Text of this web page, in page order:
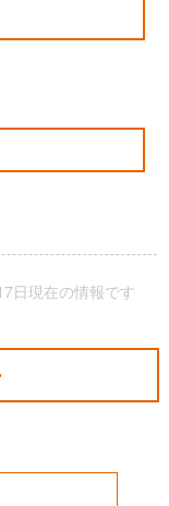
日現在の情報です